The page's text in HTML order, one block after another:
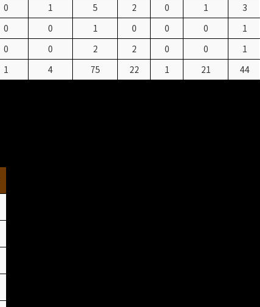
0 1 5 2 0 1 3
0 0 1 0 0 0 1
0 0 2 2 0 0 1
1 4 75 22 1 21 44